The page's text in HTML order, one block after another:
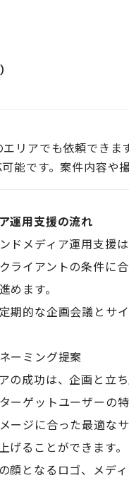
リアでも依頼できま
能です。案件内容や
運用支援の流れ
ドメディア運用支援
ライアントの条件に
めます。
期的な企画会議とサ
ーミング提案
の成功は、企画と立
ーゲットユーザーの
ージに合った最適な
げることができます。
顔となるロゴ、メデ